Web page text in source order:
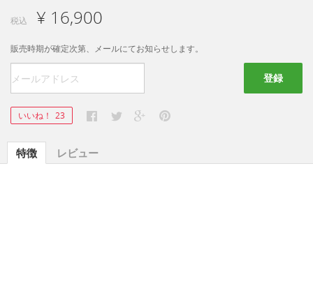
税込 ¥ 16,900
販売時期が確定次第、メールにてお知らせします。
登録
いいね！ 23
特徴 レビュー